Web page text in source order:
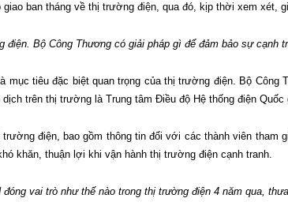
ban tháng về thị trường điện, qua đó, kịp thời xem xét,
Bộ Công Thương có giải pháp gì để đảm bảo sự cạnh
mục tiêu đặc biệt quan trọng của thị trường điện. Bộ
trên thị trường là Trung tâm Điều độ Hệ thống điện Quốc
điện, bao gồm thông tin đối với các thành viên tham
khăn, thuận lợi khi vận hành thị trường điện cạnh tranh.
vai trò như thế nào trong thị trường điện 4 năm qua,